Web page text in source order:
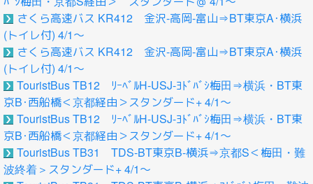
さくら高速バス KR412 金沢-高岡-富山⇒BT東京A･横浜
(トイレ付) 4/1～
さくら高速バス KR412 金沢-高岡-富山⇒BT東京A･横浜
(トイレ付) 4/1～
TouristBus TB12 ﾘｰﾍﾞﾙH-USJ-ﾖﾄﾞﾊﾞｼ梅田⇒横浜・BT東
京B･西船橋＜京都経由＞スタンダード+ 4/1～
TouristBus TB12 ﾘｰﾍﾞﾙH-USJ-ﾖﾄﾞﾊﾞｼ梅田⇒横浜・BT東
京B･西船橋＜京都経由＞スタンダード+ 4/1～
TouristBus TB31 TDS-BT東京B-横浜⇒京都S＜梅田・難
波終着＞スタンダード+ 4/1～